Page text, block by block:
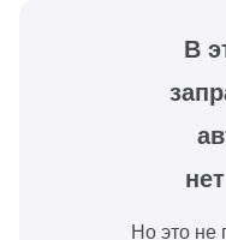
В
Но это не